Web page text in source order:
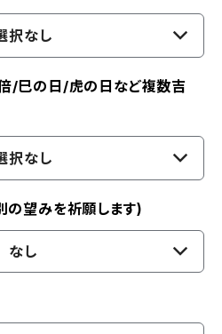
択なし
/巳の日/虎の日など複数吉
択なし
望みを祈願します)
なし